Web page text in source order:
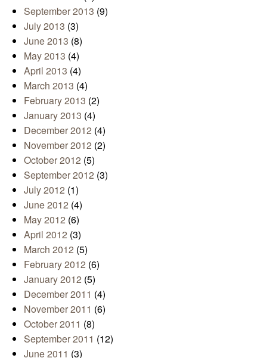
September 2013 (9)
July 2013 (3)
June 2013 (8)
May 2013 (4)
April 2013 (4)
March 2013 (4)
February 2013 (2)
January 2013 (4)
December 2012 (4)
November 2012 (2)
October 2012 (5)
September 2012 (3)
July 2012 (1)
June 2012 (4)
May 2012 (6)
April 2012 (3)
March 2012 (5)
February 2012 (6)
January 2012 (5)
December 2011 (4)
November 2011 (6)
October 2011 (8)
September 2011 (12)
June 2011 (3)